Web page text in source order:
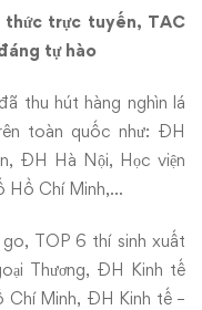
thức trực tuyến, TAC
tự hào
thu hút hàng nghìn lá
toàn quốc như: ĐH
ĐH Hà Nội, Học viện
Hồ Chí Minh,…
TOP 6 thí sinh xuất
Thương, ĐH Kinh tế
Chí Minh, ĐH Kinh tế –